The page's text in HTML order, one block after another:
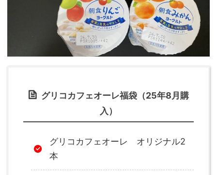
グリコカフェオーレ福袋（25年8月購
入）
グリコカフェオーレ オリジナル2
本